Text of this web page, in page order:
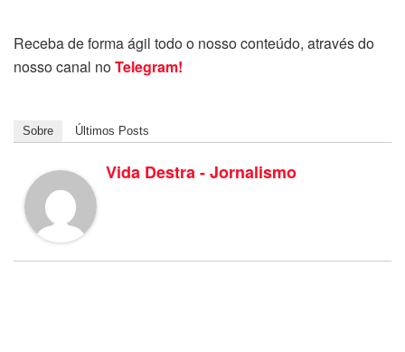
Receba de forma ágil todo o nosso conteúdo, através do
nosso canal noTelegram!
Sobre Últimos Posts
Vida Destra - Jornalismo